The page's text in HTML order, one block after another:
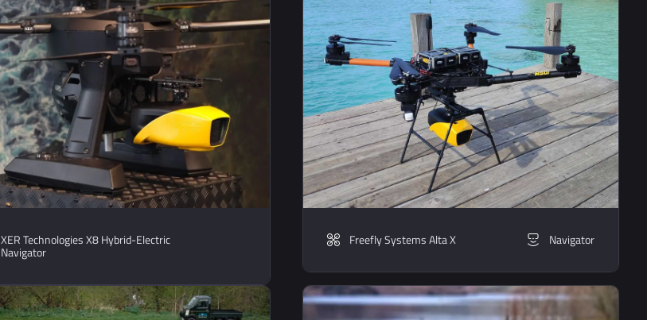
XER Technologies X8 Hybrid-Electric
Navigator
Freefly Systems Alta X Navigator